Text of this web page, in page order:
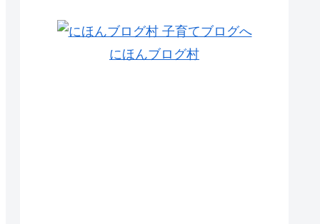
にほんブログ村